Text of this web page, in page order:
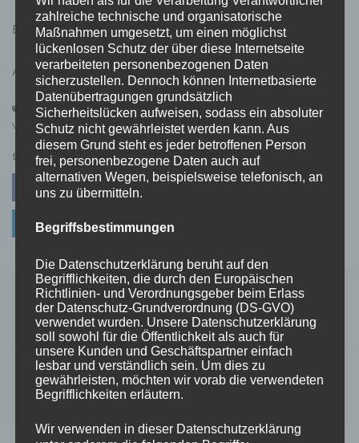
Bilder Quelle: Bild vonWerner WeisseraufPixabay
AD / Sponsored / Werbung
Arbeitsplatz,Automaten,Essen,Snack,Snackautomaten,
Verpflegung, wissenswertes
SHARE
Facebook Twitter
Linkedin
Beitragsnavigation
Golf Fitting: So findest du den perfekten
Golfschläger für dein Spiel
Verzaubere deine Sinne mit handgemachten
Seifen & luxuriöser Haarseife
zahlreiche technische und organisatorische
Maßnahmen umgesetzt, um einen möglichst
lückenlosen Schutz der über diese Internetseite
verarbeiteten personenbezogenen Daten
sicherzustellen. Dennoch können Internetbasierte
Datenübertragungen grundsätzlich
Sicherheitslücken aufweisen, sodass ein absoluter
Schutz nicht gewährleistet werden kann. Aus
diesem Grund steht es jeder betroffenen Person
frei, personenbezogene Daten auch auf
alternativen Wegen, beispielsweise telefonisch, an
uns zu übermitteln.
Begriffsbestimmungen
Die Datenschutzerklärung beruht auf den
Begrifflichkeiten, die durch den Europäischen
Richtlinien- und Verordnungsgeber beim Erlass
der Datenschutz-Grundverordnung (DS-GVO)
verwendet wurden. Unsere Datenschutzerklärung
soll sowohl für die Öffentlichkeit als auch für
unsere Kunden und Geschäftspartner einfach
lesbar und verständlich sein. Um dies zu
gewährleisten, möchten wir vorab die verwendeten
Begrifflichkeiten erläutern.
Wir verwenden in dieser Datenschutzerklärung